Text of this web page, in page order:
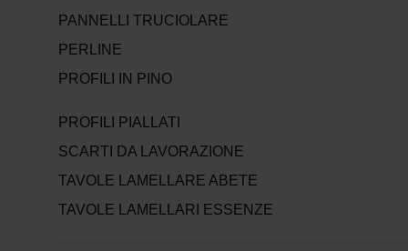
PANNELLI TRUCIOLARE
PERLINE
PROFILI IN PINO
PROFILI PIALLATI
SCARTI DA LAVORAZIONE
TAVOLE LAMELLARE ABETE
TAVOLE LAMELLARI ESSENZE